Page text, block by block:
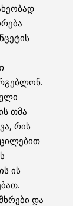
თმა
რის
ის
და